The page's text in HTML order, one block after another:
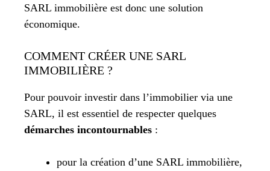
SARL immobilière est donc une solution
économique.
COMMENT CRÉER UNE SARL
IMMOBILIÈRE ?
Pour pouvoir investir dans l’immobilier via une
SARL, il est essentiel de respecter quelques
démarches incontournables :
pour la création d’une SARL immobilière,